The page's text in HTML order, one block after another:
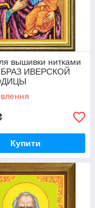
вышивки нитками
ИВЕРСКОЙ
Купити